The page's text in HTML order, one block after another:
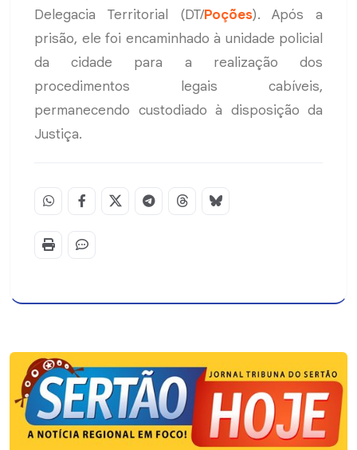
Delegacia Territorial (DT/Poções). Após a
prisão, ele foi encaminhado à unidade policial
da cidade para a realização dos
procedimentos legais cabíveis,
permanecendo custodiado à disposição da
Justiça.